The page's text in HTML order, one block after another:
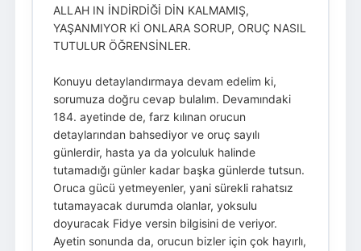
ALLAH IN İNDİRDİĞİ DİN KALMAMIŞ,
YAŞANMIYOR Kİ ONLARA SORUP, ORUÇ NASIL
TUTULUR ÖĞRENSİNLER.
Konuyu detaylandırmaya devam edelim ki,
sorumuza doğru cevap bulalım. Devamındaki
184. ayetinde de, farz kılınan orucun
detaylarından bahsediyor ve oruç sayılı
günlerdir, hasta ya da yolculuk halinde
tutamadığı günler kadar başka günlerde tutsun.
Oruca gücü yetmeyenler, yani sürekli rahatsız
tutamayacak durumda olanlar, yoksulu
doyuracak Fidye versin bilgisini de veriyor.
Ayetin sonunda da, orucun bizler için çok hayırlı,